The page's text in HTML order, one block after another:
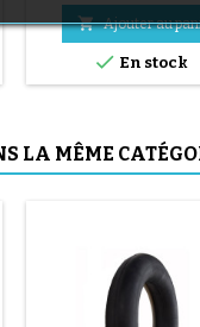
en acier ( gris ) Le
pneu se fait sans
uniquement à la
évite de percer la
 Ajouter au
 En stock
LA MÊME